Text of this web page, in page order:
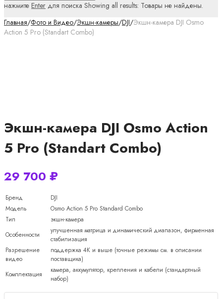
нажмите Enter для поиска Showing all results: Товары не найдены.
Главная/Фото и Видео/Экшн-камеры/DJI/Экшн-камера DJI Osmo
Action 5 Pro (Standart Combo)
Экшн-камера DJI Osmo Action
5 Pro (Standart Combo)
29 700 ₽
Бренд
DJI
Модель
Osmo Action 5 Pro Standard Combo
Тип
экшн-камера
Особенности
улучшенная матрица и динамический диапазон, фирменная
стабилизация
Разрешение
видео
поддержка 4K и выше (точные режимы см. в описании
поставщика)
Комплектация
камера, аккумулятор, крепления и кабели (стандартный
набор)